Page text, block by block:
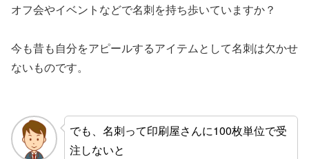
オフ会やイベントなどで名刺を持ち歩いていますか？
今も昔も自分をアピールするアイテムとして名刺は欠かせ
ないものです。
でも、名刺って印刷屋さんに100枚単位で受
注しないと